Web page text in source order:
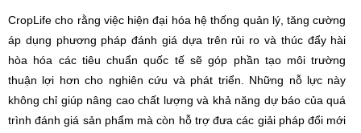
CropLife cho rằng việc hiện đại hóa hệ thống quản lý, tăng cường
áp dụng phương pháp đánh giá dựa trên rủi ro và thúc đẩy hài
hòa hóa các tiêu chuẩn quốc tế sẽ góp phần tạo môi trường
thuận lợi hơn cho nghiên cứu và phát triển. Những nỗ lực này
không chỉ giúp nâng cao chất lượng và khả năng dự báo của quá
trình đánh giá sản phẩm mà còn hỗ trợ đưa các giải pháp đổi mới